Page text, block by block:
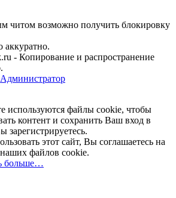
читом возможно получить блокировку
аккуратно.
- Копирование и распространение
Администратор
используются файлы cookie, чтобы
контент и сохранить Ваш вход в
зарегистрируетесь.
этот сайт, Вы соглашаетесь на
файлов cookie.
больше…